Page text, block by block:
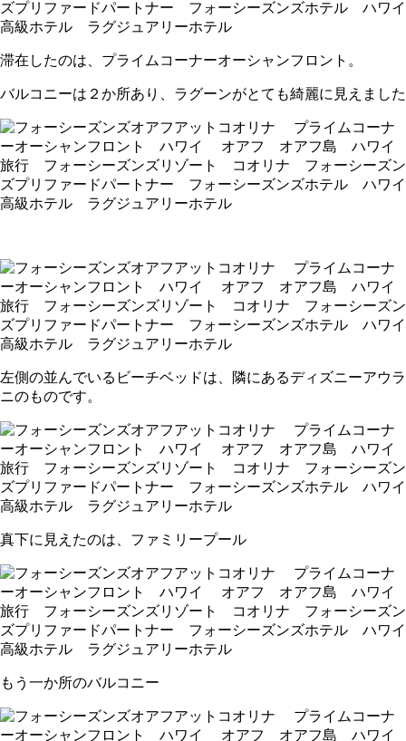
滞在したのは、プライムコーナーオーシャンフロント。
バルコニーは２か所あり、ラグーンがとても綺麗に見えました
左側の並んでいるビーチベッドは、隣にあるディズニーアウラ
ニのものです。
真下に見えたのは、ファミリープール
もう一か所のバルコニー